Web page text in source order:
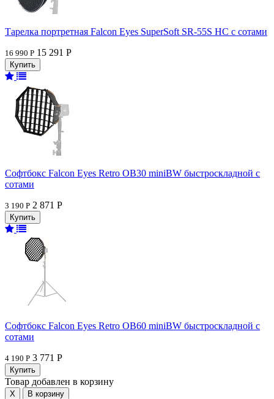
Тарелка портретная Falcon Eyes SuperSoft SR-55S HC c сотами
16 990 Р 15 291 Р
Софтбокс Falcon Eyes Retro OB30 miniBW быстроскладной с
сотами
3 190 Р 2 871 Р
Софтбокс Falcon Eyes Retro OB60 miniBW быстроскладной с
сотами
4 190 Р 3 771 Р
Товар добавлен в корзину